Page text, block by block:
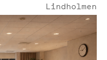
Lindholmen